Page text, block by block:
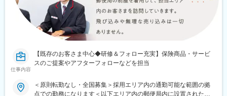
大学駅、峰山駅、北大路駅、京都駅、ＪＲ小倉駅、野田駅(阪神
線)、吹田駅(阪急線)、岸和田駅、河内永和駅、西元町駅、加太駅
(和歌山県)、田尾寺駅、鳴門駅、篠山口駅、豊岡駅(兵庫県)、西宮
駅、三田駅(兵庫県)、和田山駅、畦野駅、京口駅、北条町駅、志染
駅、千本駅、相生駅(兵庫県)、葉多駅、西脇市駅、大和高田駅、五
条駅(奈良県)、近鉄下田駅、学園前駅(奈良県)、紀伊田辺駅、紀伊
勝浦駅、倉吉駅、浜田駅、安来駅、津山駅、倉敷駅、西片上駅、
庭瀬駅、瀬戸駅、備前西市駅、東山・おかでんミュージアム駅、
島県)、徳山駅、阿南駅、阿波池田駅、穴吹駅、吉成駅、宇和島
仕事内容
【既存のお客さま中心◆研修＆フォロー充実】保険商品・サービ
スのご提案やアフターフォローなどを担当
＜原則転勤なし・全国募集＞採用エリア内の通勤可能な範囲の拠
点での勤務になります＜以下エリア内の郵便局内に設置されたか